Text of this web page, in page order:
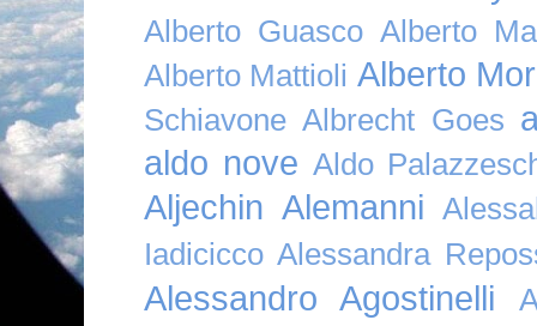
Alberto Guasco Alberto
Alberto Mattioli Alberto
Schiavone Albrecht Goes
aldo nove Aldo
Aljechin Alemanni
Iadicicco Alessandra
Alessandro Agostinelli